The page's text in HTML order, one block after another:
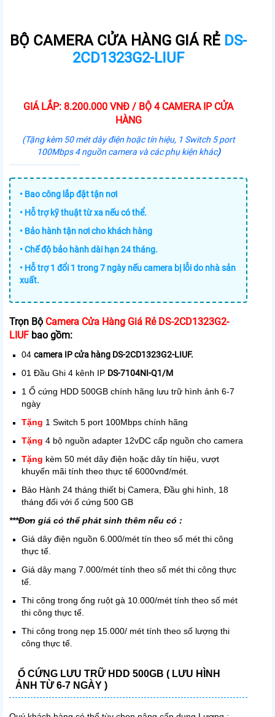
BỘ CAMERA CỬA HÀNG GIÁ RẺ DS-
2CD1323G2-LIUF
GIÁ LẮP: 8.200.000 VNĐ / BỘ 4 CAMERA IP CỬA
HÀNG
(Tặng kèm 50 mét dây điện hoặc tín hiệu, 1 Switch 5 port
100Mbps 4 nguồn camera và các phụ kiện khác)
• Bao công lắp đặt tận nơi
• Hỗ trợ kỹ thuật từ xa nếu có thể.
• Bảo hành tận nơi cho khách hàng
• Chế độ bảo hành dài hạn 24 tháng.
• Hỗ trợ 1 đổi 1 trong 7 ngày nếu camera bị lỗi do nhà sản
xuất.
Trọn Bộ Camera Cửa Hàng Giá Rẻ DS-2CD1323G2-
LIUF bao gồm:
04 camera IP cửa hàng DS-2CD1323G2-LIUF.
01 Đầu Ghi 4 kênh IP DS-7104NI-Q1/M
1 Ổ cứng HDD 500GB chính hãng lưu trữ hình ảnh 6-7
ngày
Tặng 1 Switch 5 port 100Mbps chính hãng
Tặng 4 bộ nguồn adapter 12vDC cấp nguồn cho camera
Tặng kèm 50 mét dây điện hoặc dây tín hiệu, vượt
khuyến mãi tính theo thực tế 6000vnđ/mét.
Bảo Hành 24 tháng thiết bị Camera, Đầu ghi hình, 18
tháng đối với ổ cứng 500 GB
***Đơn giá có thể phát sinh thêm nếu có :
Giá dây điện nguồn 6.000/mét tín theo số mét thi công
thực tế.
Giá dây mạng 7.000/mét tính theo số mét thi công thực
tế.
Thi công trong ống ruột gà 10.000/mét tính theo số mét
thi công thực tế.
Thi công trong nẹp 15.000/ mét tính theo số lượng thi
công thực tế.
Ổ CỨNG LƯU TRỮ HDD 500GB ( LƯU HÌNH
ẢNH TỪ 6-7 NGÀY )